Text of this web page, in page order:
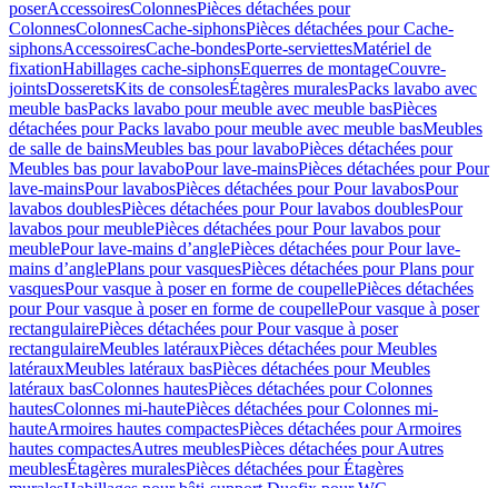
poserAccessoiresColonnesPièces détachées pour
ColonnesColonnesCache-siphonsPièces détachées pour Cache-
siphonsAccessoiresCache-bondesPorte-serviettesMatériel de
fixationHabillages cache-siphonsEquerres de montageCouvre-
jointsDosseretsKits de consolesÉtagères muralesPacks lavabo avec
meuble basPacks lavabo pour meuble avec meuble basPièces
détachées pour Packs lavabo pour meuble avec meuble basMeubles
de salle de bainsMeubles bas pour lavaboPièces détachées pour
Meubles bas pour lavaboPour lave-mainsPièces détachées pour Pour
lave-mainsPour lavabosPièces détachées pour Pour lavabosPour
lavabos doublesPièces détachées pour Pour lavabos doublesPour
lavabos pour meublePièces détachées pour Pour lavabos pour
meublePour lave-mains d’anglePièces détachées pour Pour lave-
mains d’anglePlans pour vasquesPièces détachées pour Plans pour
vasquesPour vasque à poser en forme de coupellePièces détachées
pour Pour vasque à poser en forme de coupellePour vasque à poser
rectangulairePièces détachées pour Pour vasque à poser
rectangulaireMeubles latérauxPièces détachées pour Meubles
latérauxMeubles latéraux basPièces détachées pour Meubles
latéraux basColonnes hautesPièces détachées pour Colonnes
hautesColonnes mi-hautePièces détachées pour Colonnes mi-
hauteArmoires hautes compactesPièces détachées pour Armoires
hautes compactesAutres meublesPièces détachées pour Autres
meublesÉtagères muralesPièces détachées pour Étagères